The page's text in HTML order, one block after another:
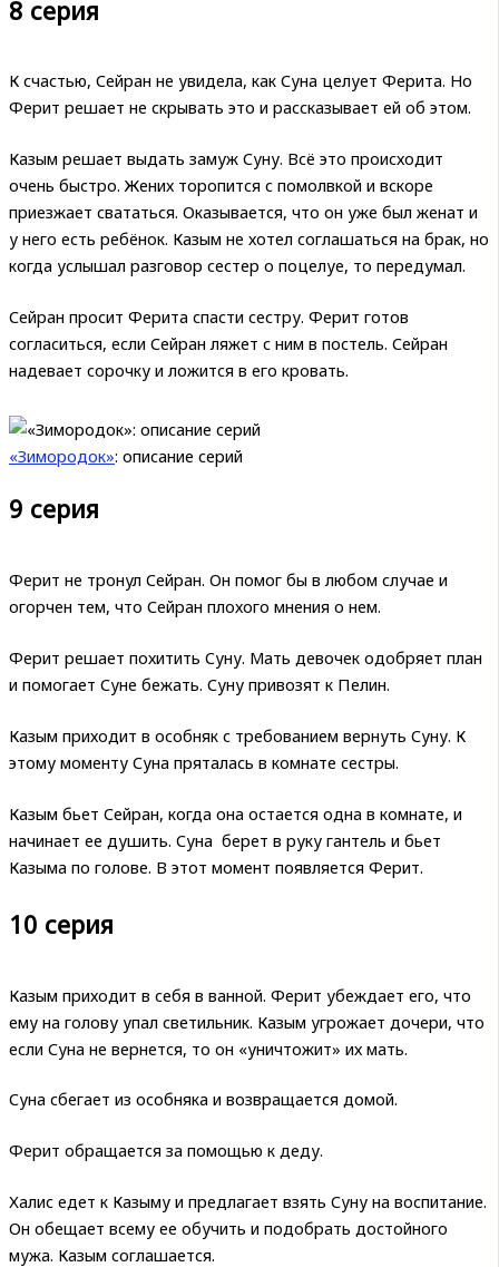
8 серия
К счастью, Сейран не увидела, как Суна целует Ферита. Но
Ферит решает не скрывать это и рассказывает ей об этом.
Казым решает выдать замуж Суну. Всё это происходит
очень быстро. Жених торопится с помолвкой и вскоре
приезжает свататься. Оказывается, что он уже был женат и
у него есть ребёнок. Казым не хотел соглашаться на брак, но
когда услышал разговор сестер о поцелуе, то передумал.
Сейран просит Ферита спасти сестру. Ферит готов
согласиться, если Сейран ляжет с ним в постель. Сейран
надевает сорочку и ложится в его кровать.
«Зимородок»: описание серий
9 серия
Ферит не тронул Сейран. Он помог бы в любом случае и
огорчен тем, что Сейран плохого мнения о нем.
Ферит решает похитить Суну. Мать девочек одобряет план
и помогает Суне бежать. Суну привозят к Пелин.
Казым приходит в особняк с требованием вернуть Суну. К
этому моменту Суна пряталась в комнате сестры.
Казым бьет Сейран, когда она остается одна в комнате, и
начинает ее душить. Суна берет в руку гантель и бьет
Казыма по голове. В этот момент появляется Ферит.
10 серия
Казым приходит в себя в ванной. Ферит убеждает его, что
ему на голову упал светильник. Казым угрожает дочери, что
если Суна не вернется, то он «уничтожит» их мать.
Суна сбегает из особняка и возвращается домой.
Ферит обращается за помощью к деду.
Халис едет к Казыму и предлагает взять Суну на воспитание.
Он обещает всему ее обучить и подобрать достойного
мужа. Казым соглашается.